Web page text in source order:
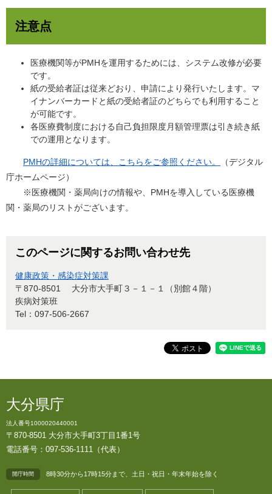
注意点
医療機関等がPMHを運用するためには、システム改修が必要
です。
紙の受給者証は従来どおり、申請により発行いたします。マ
イナンバーカードと紙の受給者証のどちらでも利用すること
が可能です。
各医療費制度における自己負担限度月額管理票は引き続き紙
での運用となります。
PMHの詳細については、こちらをご参照ください。
（デジタル
庁ホームページ）
※医療機関・薬局向けの情報や、PMHを導入している医療機
関・薬局のリストがございます。
このページに関するお問い合わせ先
健康政策・感染症対策課
〒870-8501
大分市大手町３－１－１（別館４階）
疾病対策班
Tel：097-506-2667
大分県庁
法人番号1000020440001
〒870-8501 大分市大手町3丁目1番1号
電話番号：097-536-1111（代表）
開庁時間 8時30分から17時15分まで、土日・祝日・年末年始を除く